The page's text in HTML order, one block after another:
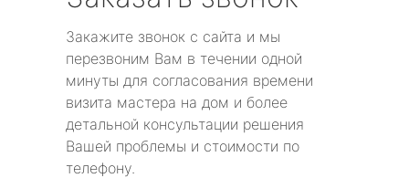
Закажите звонок с сайта и мы
перезвоним Вам в течении одной
минуты для согласования времени
визита мастера на дом и более
детальной консультации решения
Вашей проблемы и стоимости по
телефону.